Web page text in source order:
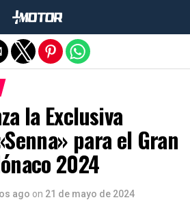
la Exclusiva
para el Gran
2024
ago on 21 de mayo de 2024
de la versión móvil